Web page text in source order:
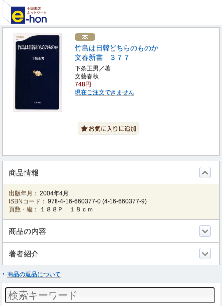
竹島は日韓どちらのものか
文春新書 ３７７
下条正男／著
文藝春秋
748円
現在ご注文できません
商品情報
出版年月： 2004年4月
ISBNコード： 978-4-16-660377-0 (4-16-660377-9)
頁数・縦：
１８８Ｐ １８ｃｍ
商品の内容
著者紹介
商品の返品について